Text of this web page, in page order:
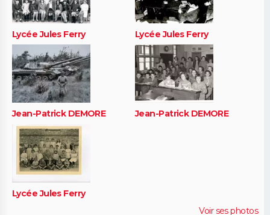
Lycée Jules Ferry Lycée Jules Ferry
Jean-Patrick DEMORE Jean-Patrick DEMORE
Lycée Jules Ferry
Voir ses photos